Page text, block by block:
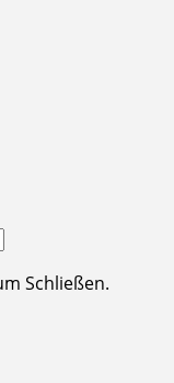
Schließen.